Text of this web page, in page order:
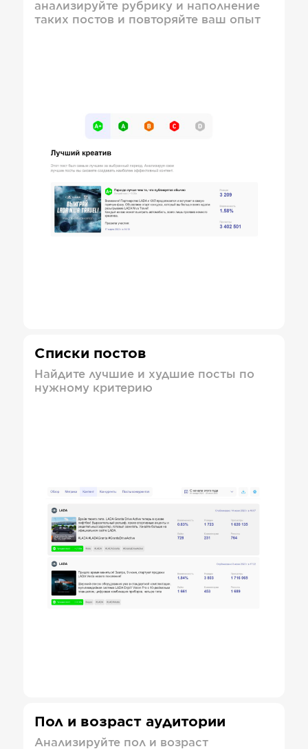
анализируйте рубрику и наполнение
таких постов и повторяйте ваш опыт
Списки постов
Найдите лучшие и худшие посты по
нужному критерию
Пол и возраст аудитории
Анализируйте пол и возраст